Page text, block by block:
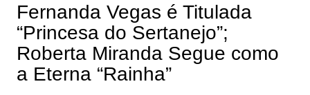
Fernanda Vegas é Titulada
“Princesa do Sertanejo”;
Roberta Miranda Segue como
a Eterna “Rainha”